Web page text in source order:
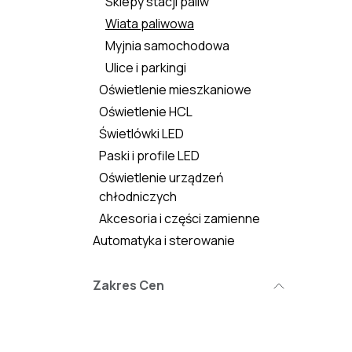
Wiata paliwowa
Myjnia samochodowa
Ulice i parkingi
Oświetlenie mieszkaniowe
Oświetlenie HCL
Świetlówki LED
Paski i profile LED
Oświetlenie urządzeń
chłodniczych
Akcesoria i części zamienne
Automatyka i sterowanie
Zakres Cen